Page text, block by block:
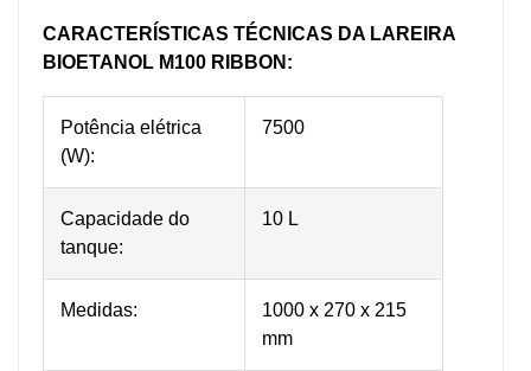
CARACTERÍSTICAS TÉCNICAS DA LAREIRA
BIOETANOL M100 RIBBON:
Potência elétrica
(W):
7500
Capacidade do
tanque:
10 L
Medidas:
1000 x 270 x 215
mm